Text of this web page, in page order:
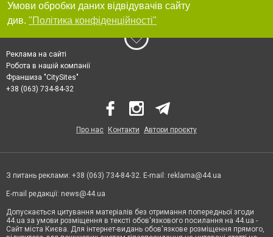
Умови обробки даних відвідувачів сайту
див. "Політика конфіденційності"
Реклама на сайті
Робота в нашій компанії
Франшиза "CitySites"
+38 (063) 734-84-32
Про нас Контакти Автори проєкту
З питань реклами: +38 (063) 734-84-32. E-mail: reklama@44.ua
E-mail редакції: news@44.ua
Допускається цитування матеріалів без отримання попередньої згоди
44.ua за умови розміщення в тексті обов'язкового посилання на 44.ua -
Сайт міста Києва. Для інтернет-видань обов'язкове розміщення прямого,